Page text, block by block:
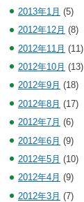
2013年1月 (5)
2012年12月 (8)
2012年11月 (11)
2012年10月 (13)
2012年9月 (18)
2012年8月 (17)
2012年7月 (6)
2012年6月 (9)
2012年5月 (10)
2012年4月 (9)
2012年3月 (7)